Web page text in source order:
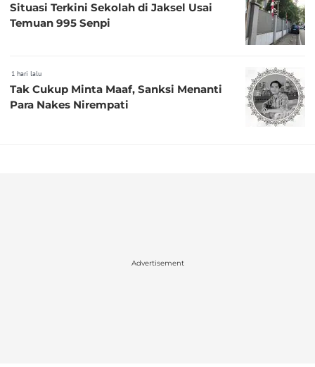
Situasi Terkini Sekolah di Jaksel Usai
Temuan 995 Senpi
1 hari lalu
Tak Cukup Minta Maaf, Sanksi Menanti
Para Nakes Nirempati
Advertisement